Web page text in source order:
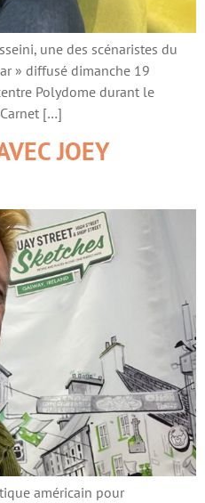
une des scénaristes du
» diffusé dimanche 19
Polydome durant le
[…]
JOEY
américain pour